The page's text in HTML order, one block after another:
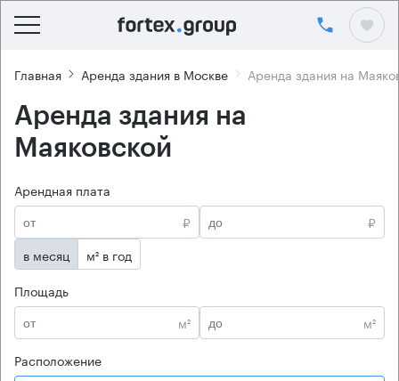
Главная Аренда здания в Москве Аренда здания на
Аренда здания на
Маяковской
Арендная плата
₽
₽
в месяц
м² в год
Площадь
м²
м²
Расположение